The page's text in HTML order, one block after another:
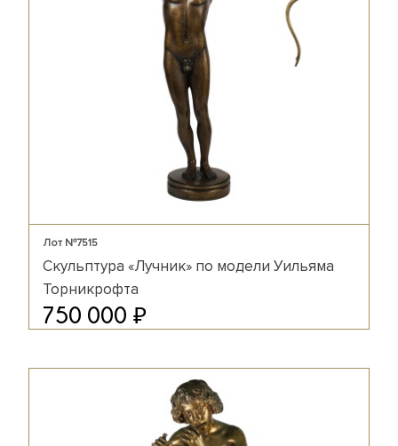
Лот №7515
Скульптура «Лучник» по модели Уильяма
Торникрофта
750 000 ₽